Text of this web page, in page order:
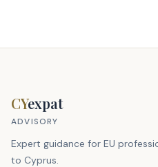
CYexpat
ADVISORY
Expert guidance for EU
to Cyprus.